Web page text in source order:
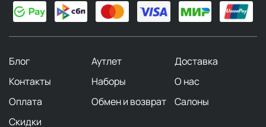
Блог Аутлет
Доставка
Контакты
Наборы
О нас
Оплата
Обмен и возврат
Салоны
Скидки